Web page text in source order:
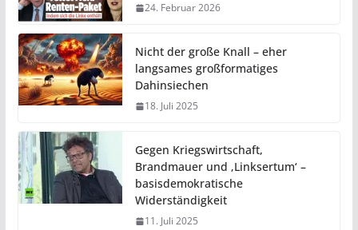
24. Februar 2026
Nicht der große Knall – eher
langsames großformatiges
Dahinsiechen
18. Juli 2025
Gegen Kriegswirtschaft,
Brandmauer und ‚Linksertum‘ –
basisdemokratische
Widerständigkeit
11. Juli 2025